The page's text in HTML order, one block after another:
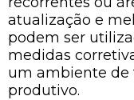
atualização e
podem ser
medidas
um ambiente de
produtivo.